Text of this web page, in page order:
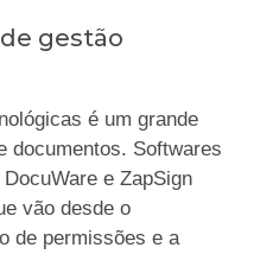
gestão
é um grande
documentos. Softwares
e ZapSign
vão desde o
de permissões e a